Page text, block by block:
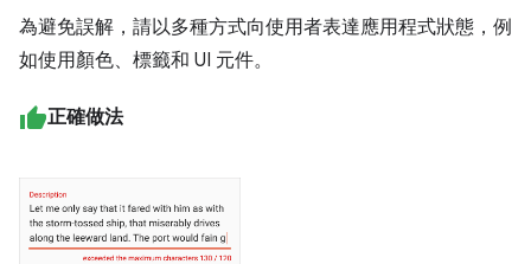
為避免誤解，請以多種方式向使用者表達應用程式狀態，例
如使用顏色、標籤和 UI 元件。
正確做法